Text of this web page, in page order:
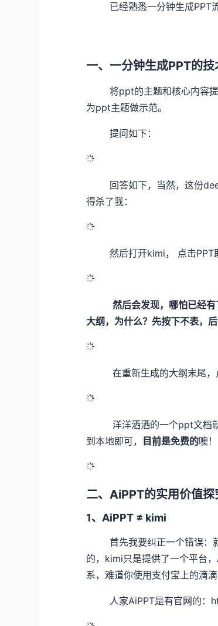
已经熟悉一分钟生成PPT流
一、一分钟生成PPT的
将ppt的主题和核心内容提
为ppt主题做示范。
提问如下：
回答如下，当然，这份
得杀了我：
然后打开kimi， 点击PPT助
然后会发现，哪怕已经
大纲，为什么？先按下不表，后
在重新生成的大纲末尾，点
洋洋洒洒的一个ppt文档就
到本地即可，
目前是免费的噢！
二、AiPPT的实用价值探
1、AiPPT ≠ kimi
首先我要纠正一个错误：就
的，kimi只是提供了一个平台
系，难道你使用支付宝上的滴
人家AiPPT是有官网的：